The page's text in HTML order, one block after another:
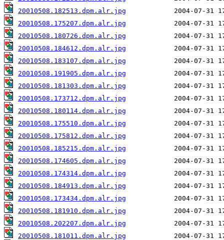
20010508.182513.dpm.alr.jpg
20010508.175207.dpm.alr.jpg
20010508.180726.dpm.alr.jpg
20010508.184612.dpm.alr.jpg
20010508.183107.dpm.alr.jpg
20010508.191905.dpm.alr.jpg
20010508.181303.dpm.alr.jpg
20010508.173712.dpm.alr.jpg
20010508.180114.dpm.alr.jpg
20010508.175510.dpm.alr.jpg
20010508.175812.dpm.alr.jpg
20010508.185215.dpm.alr.jpg
20010508.174605.dpm.alr.jpg
20010508.174314.dpm.alr.jpg
20010508.184913.dpm.alr.jpg
20010508.173434.dpm.alr.jpg
20010508.181910.dpm.alr.jpg
20010508.202207.dpm.alr.jpg
20010508.181011.dpm.alr.jpg